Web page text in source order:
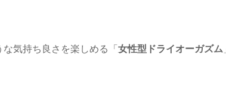
気持ち良さを楽しめる「女性型ドライオーガズム